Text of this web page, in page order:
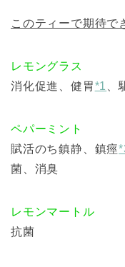
このティーで期待で
レモングラス
消化促進、健胃*1 、
ペパーミント
賦活のち鎮静、鎮痙
菌、消臭
レモンマートル
抗菌